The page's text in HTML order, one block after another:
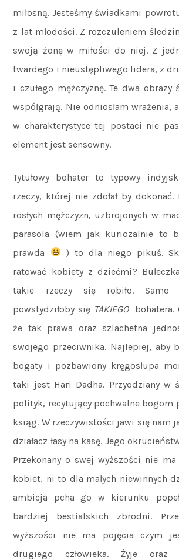
miłosną. Jesteśmy świadkami
z lat młodości. Z rozczuleniem
swoją żonę w miłości do niej. Z
twardego i nieustępliwego lidera, z
i czułego mężczyznę. Te dwa obrazy
współgrają. Nie odniosłam wrażenia,
w charakterystyce tej postaci nie
element jest sensowny.
Tytułowy bohater to typowy
rzeczy, której nie zdołał by
rosłych mężczyzn, uzbrojonych w
parasola (wiem jak kuriozalnie to
prawda
) to dla niego pikuś.
ratować kobiety z dziećmi?
takie rzeczy się robiło. Samo
powstydziłoby się TAKIEGO bohatera.
że tak prawa oraz szlachetna
swojego przeciwnika. Najlepiej, aby
bogaty i pozbawiony kręgosłupa
taki jest Hari Dadha. Przyodziany w
polityk, recytujący pochwalne bogom
ksiąg. W rzeczywistości jawi się nam
działacz łasy na kasę. Jego
Przekonany o swej wyższości nie
kobiet, ni to dla małych niewinnych
ambicja pcha go w kierunku
bardziej bestialskich zbrodni.
wyższości nie ma pojęcia czym
drugiego człowieka. Żyje oraz